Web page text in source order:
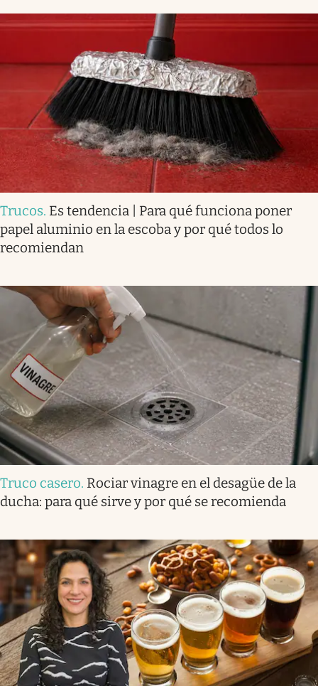
Trucos. Es tendencia | Para qué funciona poner
papel aluminio en la escoba y por qué todos lo
recomiendan
Truco casero. Rociar vinagre en el desagüe de la
ducha: para qué sirve y por qué se recomienda